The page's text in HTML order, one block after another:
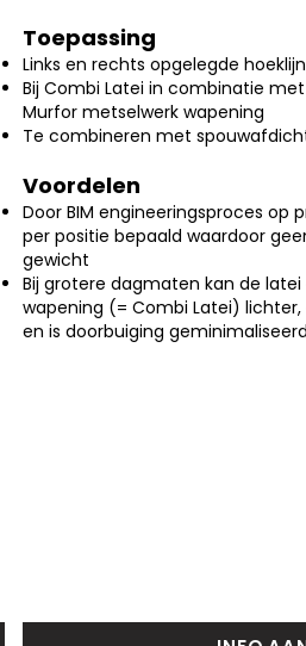
Toepassing
Links en rechts opgelegde hoeklijn
Bij Combi Latei in combinatie
Murfor metselwerk wapening
Te combineren met
Voordelen
Door BIM engineeringsproces op
per positie bepaald waardoor
gewicht
Bij grotere dagmaten kan de
wapening (= Combi Latei)
en is doorbuiging geminimaliseerd